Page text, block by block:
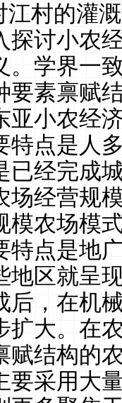
江村的灌
探讨小农
。学界一
要素禀赋
亚小农经
特点是人
已经完成
场经营规
模农场模
特点是地
地区就呈
后，在机
扩大。在
赋结构的
要采用大